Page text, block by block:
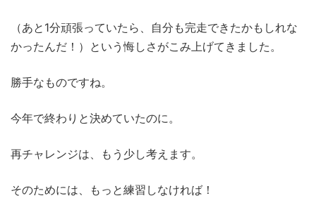
（あと1分頑張っていたら、自分も完走できたかもしれな
かったんだ！）という悔しさがこみ上げてきました。
勝手なものですね。
今年で終わりと決めていたのに。
再チャレンジは、もう少し考えます。
そのためには、もっと練習しなければ！